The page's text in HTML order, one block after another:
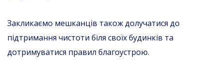
Закликаємо мешканців також долучатися до
підтримання чистоти біля своїх будинків та
дотримуватися правил благоустрою.